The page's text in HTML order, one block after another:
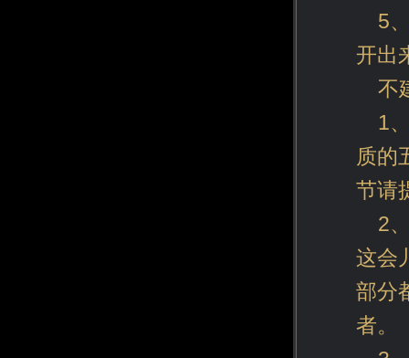
5
开出
不
1
质的
节请
2
这会
部分
者。